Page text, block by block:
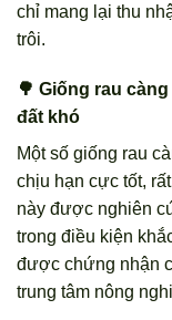
chỉ mang lại thu
trôi.
🌳 Giống rau
đất khó
Một số giống rau
chịu hạn cực tốt,
này được nghiên
trong điều kiện
được chứng nhận
trung tâm nông